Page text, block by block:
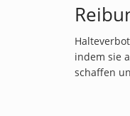
indem sie
schaffen